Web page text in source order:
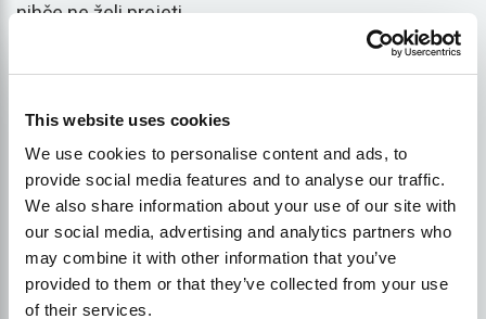
This website uses cookies
We use cookies to personalise content and ads, to
provide social media features and to analyse our traffic.
We also share information about your use of our site with
our social media, advertising and analytics partners who
may combine it with other information that you’ve
provided to them or that they’ve collected from your use
of their services.
nihče ne želi prejeti.
2. Podrobnosti niso vedno
dovolj natančne
V besedilu alt lahko piše igralec bejzbola, ki maha z
žogo na bejzbolskem igrišču. Čeprav je to za
nekatere ljudi dovolj podrobno in opisno, pa ni dovolj
dobro, da bi ga iskalniki dobro uvrstili.
Čeprav slika prikazuje igralca bejzbola, ki maha z